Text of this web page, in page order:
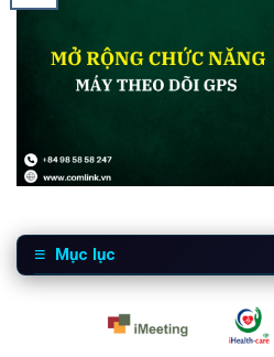
Mục lục
Mở rộng chức năng máy